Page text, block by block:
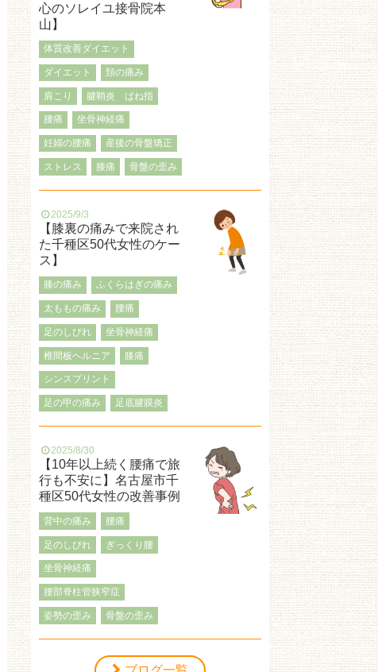
心のソレイユ接骨院本
山】
体質改善ダイエット
ダイエット 頚の痛み
肩こり 腱鞘炎 ばね指
腰痛 坐骨神経痛
妊婦の腰痛 産後の骨盤矯正
ストレス 膝痛 骨盤の歪み
2025/9/3
【膝裏の痛みで来院され
た千種区50代女性のケー
ス】
膝の痛み ふくらはぎの痛み
太ももの痛み 腰痛
足のしびれ 坐骨神経痛
椎間板ヘルニア 膝痛
シンスプリント
足の甲の痛み 足底腱膜炎
2025/8/30
【10年以上続く腰痛で旅
行も不安に】名古屋市千
種区50代女性の改善事例
背中の痛み 腰痛
足のしびれ ぎっくり腰
坐骨神経痛
腰部脊柱管狭窄症
姿勢の歪み 骨盤の歪み